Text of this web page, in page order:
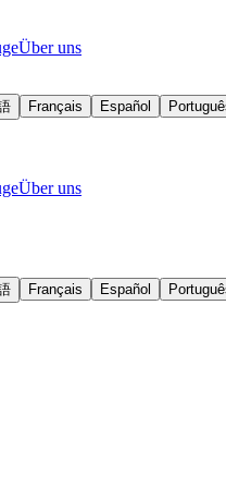
Über uns
Français Español
Über uns
Français Español